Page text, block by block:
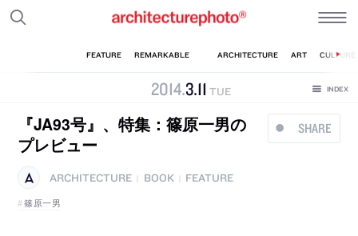
2014.3.11 TUE
SHARE
『JA93号』、特集：篠原一男の
プレビュー
ARCHITECTURE BOOK
FEATURE
篠原一男